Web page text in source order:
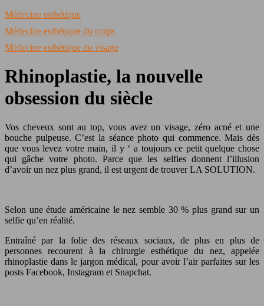
Médecine esthétique
Médecine esthétique du corps
Médecine esthétique du visage
Rhinoplastie, la nouvelle
obsession du siècle
Vos cheveux sont au top, vous avez un visage, zéro acné et une
bouche pulpeuse. C’est la séance photo qui commence. Mais dès
que vous levez votre main, il y ‘ a toujours ce petit quelque chose
qui gâche votre photo. Parce que les selfies donnent l’illusion
d’avoir un nez plus grand, il est urgent de trouver LA SOLUTION.
Selon une étude américaine le nez semble 30 % plus grand sur un
selfie qu’en réalité.
Entraîné par la folie des réseaux sociaux, de plus en plus de
personnes recourent à la chirurgie esthétique du nez, appelée
rhinoplastie dans le jargon médical, pour avoir l’air parfaites sur les
posts Facebook, Instagram et Snapchat.